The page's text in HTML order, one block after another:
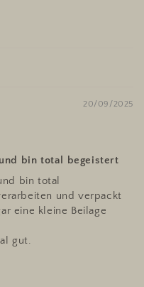
20/09/2025
bin total begeistert
bin total
und verpackt
eine kleine Beilage
gut.